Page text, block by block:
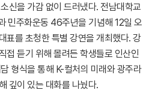
신을 가감 없이 드러냈다. 전남대학교
민주화운동 46주년을 기념해 12일 오
표를 초청한 특별 강연을 개최했다. 강
접 듣기 위해 몰려든 학생들로 인산인
형식을 통해 K-컬처의 미래와 광주라
깊이 있는 대화를 나눴다.